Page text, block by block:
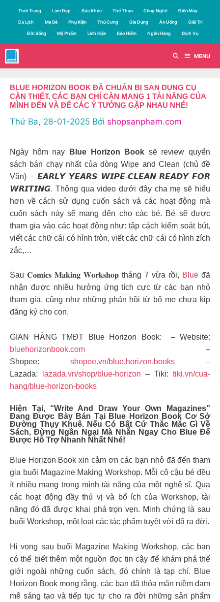
dung
Thời Trang Làm Đẹp Sức Khỏe Thể Thao Công Nghệ Điện Máy
Du Lịch Mẹ Bé Phụ Kiện Thú Cưng Gia Dụng Ăn Uống Giải Trí
Đời Sống Mỹ Phẩm Linh Kiện Bảo Hiểm Ngân Hàng Dịch Vụ
MENU
BLUE HORIZON BOOK ĐÃ CHUẨN BỊ SẴN DỤNG CỤ
CẦN THIẾT, CÁC BẠN CHỈ CẦN MANG 1 TÀI NĂNG CỦA
MÌNH ĐẾN VÀ ĐỂ CÁC Ý TƯỞNG GẶP NHAU NHÉ!
Thứ Ba, 28-01-2025 Bởi shopsanpham.com
Ngày hôm nay Blue Horizon Book sẽ review quyển
sách bán chạy nhất của dòng Wipe and Clean (chủ đề
Văn) – 𝙀𝘼𝙍𝙇𝙔 𝙔𝙀𝘼𝙍𝙎 𝙒𝙄𝙋𝙀-𝘾𝙇𝙀𝘼𝙉 𝙍𝙀𝘼𝘿𝙔 𝙁𝙊𝙍
𝙒𝙍𝙄𝙏𝙄𝙉𝙂. Thông qua video dưới đây cha mẹ sẽ hiểu
hơn về cách sử dụng cuốn sách và các hoạt động mà
cuốn sách này sẽ mang đến cho các bé. Bé sẽ được
tham gia vào các hoạt động như: tập cách kiểm soát bút,
viết các chữ cái có hình tròn, viết các chữ cái có hình zích
zắc,…
Sau 𝐂𝐨𝐦𝐢𝐜𝐬 𝐌𝐚𝐤𝐢𝐧𝐠 𝐖𝐨𝐫𝐤𝐬𝐡𝐨𝐩 tháng 7 vừa rồi, Blue đã
nhận được nhiều hưởng ứng tích cực từ các bạn nhỏ
tham gia, cũng như những phản hồi từ bố mẹ chưa kịp
đăng ký cho con.
GIAN HÀNG TMĐT Blue Horizon Book: – Website:
bluehorizonbook.com –
Shopee: shopee.vn/blue.horizon.books –
Lazada:
lazada.vn/shop/blue-horizon – Tiki: tiki.vn/cua-
hang/blue-horizon-books
Hiện Tại, “Write And Draw Your Own Magazines”
Đang Được Bày Bán Tại Blue Horizon Book Cơ Sở
Đường Thụy Khuê. Nếu Có Bất Cứ Thắc Mắc Gì Về
Sách, Đừng Ngần Ngại Mà Nhắn Ngay Cho Blue Để
Được Hỗ Trợ Nhanh Nhất Nhé!
Blue Horizon Book xin cảm ơn các bạn nhỏ đã đến tham
gia buổi Magazine Making Workshop. Mỗi cô cậu bé đều
ít nhiều mang trong mình tài năng của một nghệ sĩ. Qua
các hoạt động đầy thú vị và bổ ích của Workshop, tài
năng đó đã được khai phá trọn vẹn. Minh chứng là sau
buổi Workshop, một loạt các tác phẩm tuyệt vời đã ra đời.
Hi vọng sau buổi Magazine Making Workshop, các bạn
có thể biết thêm một nguồn đọc tin cậy để khám phá thế
giới ngoài những cuốn sách, đó chính là tạp chí. Blue
Horizon Book mong rằng, các bạn đã thỏa mãn niềm đam
mê sáng tạo và tiếp tục tự cho ra đời những sản phẩm